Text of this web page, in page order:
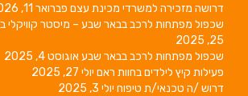
דרושה מזכירה למשרדי מכינת עצם פברואר 11, 2026
שכפול מפתחות לרכב בבאר שבע – מיסטר קוויקלי
25, 2025
שכפול מפתחות לרכב בבאר שבעאוגוסט 4, 2025
פעילות קיץ לילדים בחוות ראם יולי 27, 2025
דרוש /ה טכנאי/ת טיפוח יולי 3, 2025